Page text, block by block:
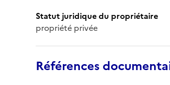
Statut juridique du propriétaire
propriété privée
Références